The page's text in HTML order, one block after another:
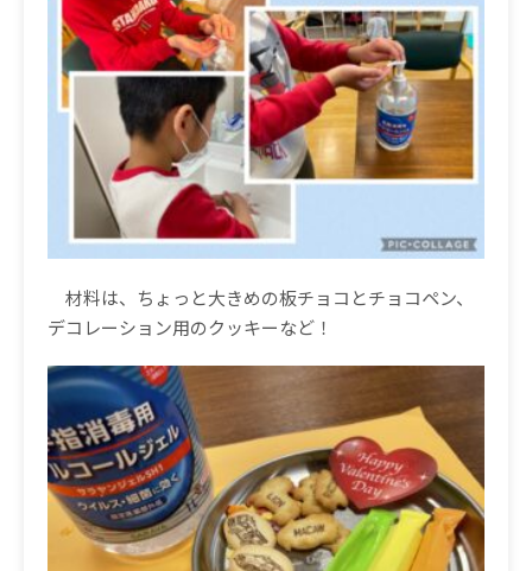
材料は、ちょっと大きめの板チョコとチョコペン、
デコレーション用のクッキーなど！